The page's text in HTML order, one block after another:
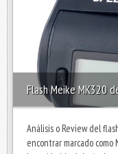
Flash Meike MK320
Análisis o Review del
encontrar marcado como